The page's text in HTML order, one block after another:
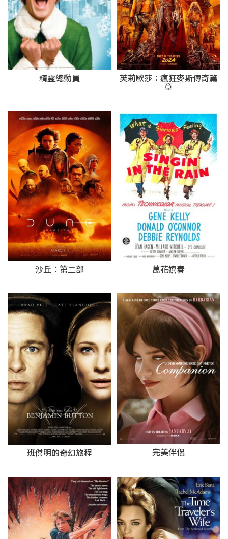
精靈總動員 芙莉歐莎：瘋狂麥斯傳奇篇
章
沙丘：第二部 萬花嬉春
班傑明的奇幻旅程 完美伴侶